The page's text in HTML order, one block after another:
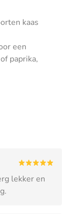
kaas
een
paprika,
lekker en